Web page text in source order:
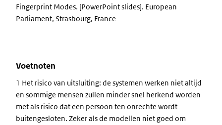
Fingerprint Modes. [PowerPoint slides]. European
Parliament, Strasbourg, France
Voetnoten
1 Het risico van uitsluiting: de systemen werken niet altijd
en sommige mensen zullen minder snel herkend worden
met als risico dat een persoon ten onrechte wordt
buitengesloten. Zeker als de modellen niet goed om